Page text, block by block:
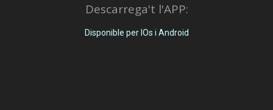
Descarrega't l'APP:
Disponible per IOs i Android